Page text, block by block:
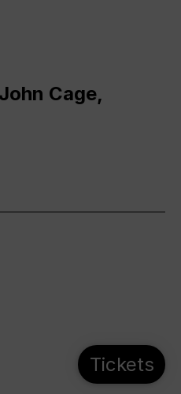
Cage,
Tickets